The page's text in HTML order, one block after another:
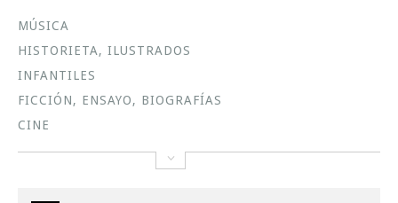
MÚSICA
HISTORIETA, ILUSTRADOS
INFANTILES
FICCIÓN, ENSAYO, BIOGRAFÍAS
CINE